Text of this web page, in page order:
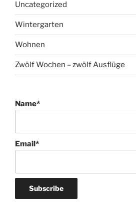
Wintergarten
Wohnen
Zwölf Wochen – zwölf Ausflüge